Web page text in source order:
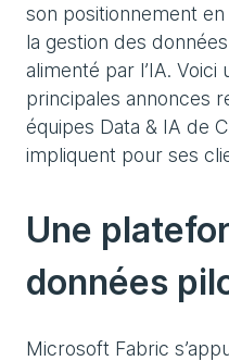
son positionnement
la gestion des
alimenté par l’IA. Voici
principales annonces
équipes Data & IA de
impliquent pour ses
Une
données
Microsoft Fabric